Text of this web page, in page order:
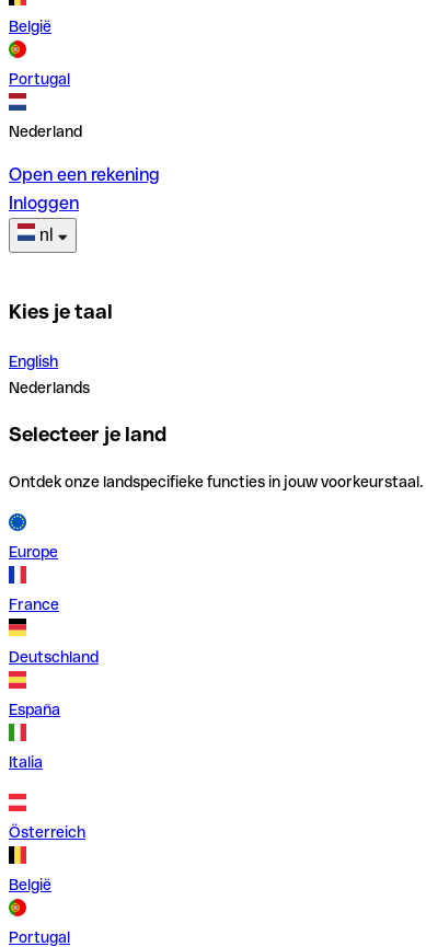
België
Portugal
Nederland
Open een rekening
Inloggen
nl
Kies je taal
English
Nederlands
Selecteer je land
Ontdek onze landspecifieke functies in jouw voorkeurstaal.
Europe
France
Deutschland
España
Italia
Österreich
België
Portugal